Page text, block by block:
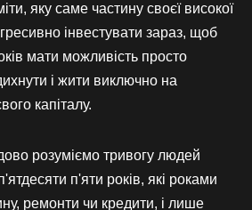
яку саме частину своєї високої
інвестувати зараз, щоб
мати можливість просто
і жити виключно на
капіталу.
розуміємо тривогу людей
п'яти років, які роками
ремонти чи кредити, і лише